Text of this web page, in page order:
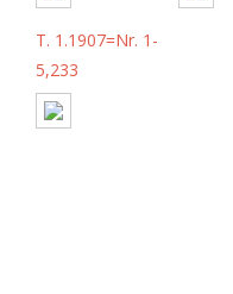
T. 1.1907=Nr. 1-
5,233